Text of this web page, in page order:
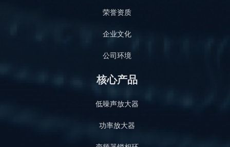
荣誉资质
企业文化
公司环境
核心产品
低噪声放大器
功率放大器